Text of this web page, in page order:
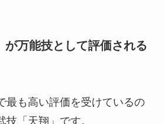
が万能技として評価される
最も高い評価を受けているの
「天翔」です。